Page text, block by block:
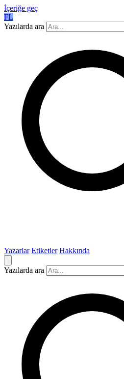
İçeriğe geç
FL
Yazılarda ara
Yazarlar Etiketler Hakkında
Yazılarda ara